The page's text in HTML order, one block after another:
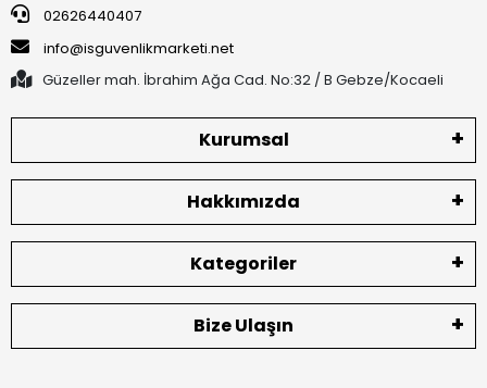
02626440407
info@isguvenlikmarketi.net
Güzeller mah. İbrahim Ağa Cad. No:32 / B Gebze/Kocaeli
Kurumsal
Hakkımızda
Kategoriler
Bize Ulaşın